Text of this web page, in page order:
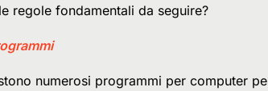
regole fondamentali da seguire?
numerosi programmi per computer